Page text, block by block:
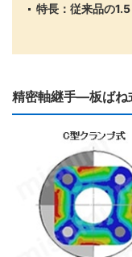
特長：従来品の
精密軸継手―板ばね